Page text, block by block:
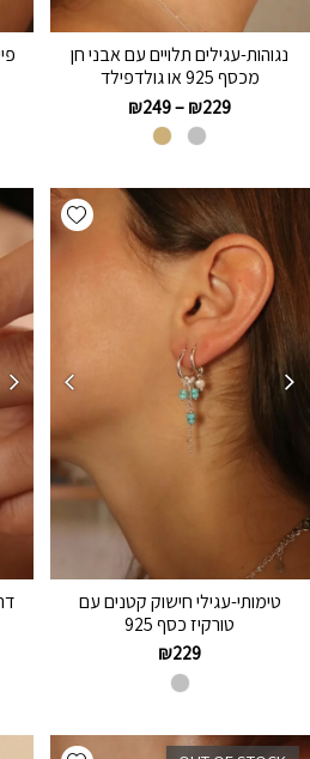
נגוהות-עגילים תלויים עם אבני חן
מכסף 925 או גולדפילד
₪229
–
₪249
wishlist
טימותי-עגילי חישוק קטנים עם
טורקיז כסף 925
₪229
Add wishlist